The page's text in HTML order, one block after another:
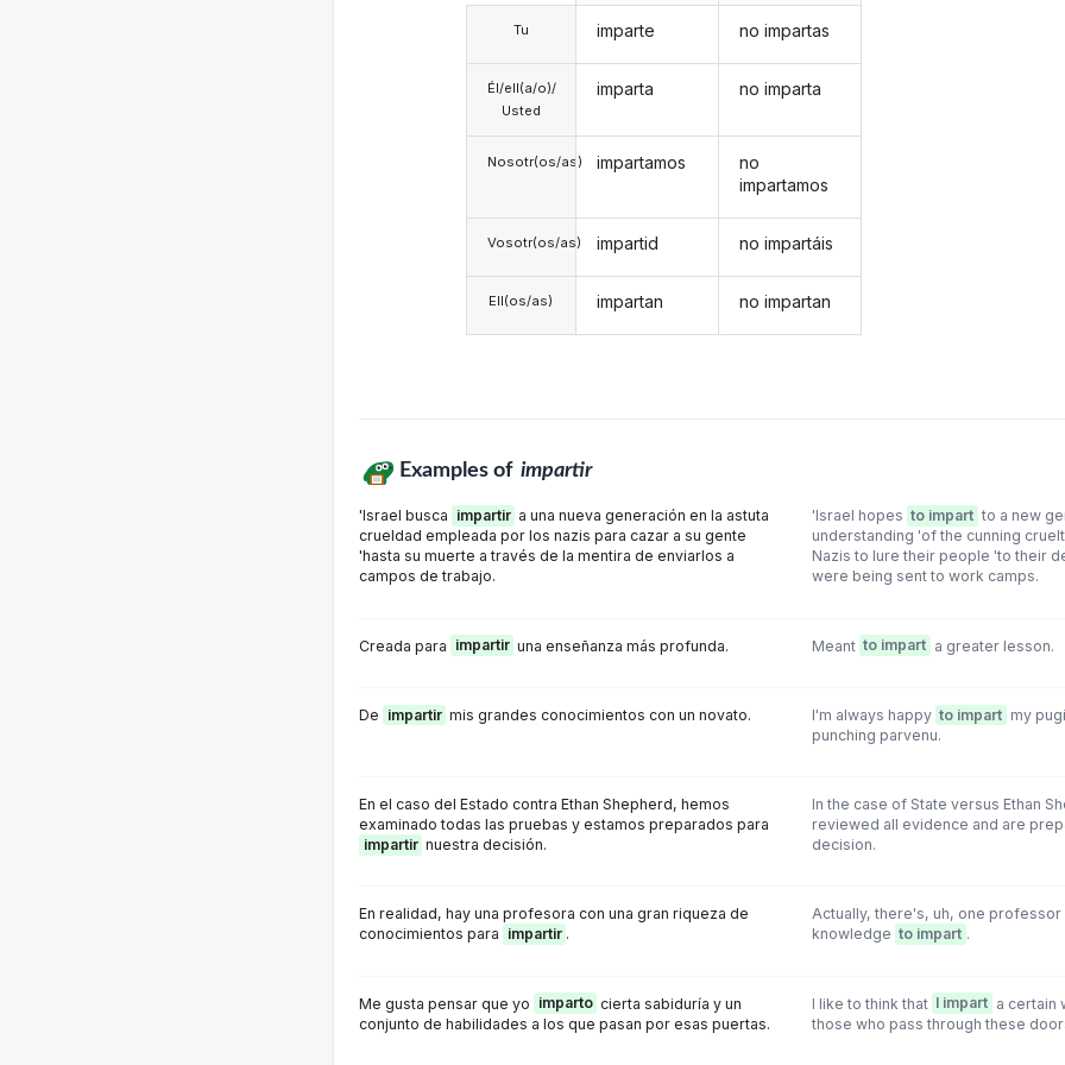
Tu
Él/ell(a/o)/
Usted
Nosotr(os/as)
Vosotr(os/as)
Ell(os/as)
imparte
imparta
impartamos
impartid
impartan
no impartas
no imparta
no
impartamos
no impartáis
no impartan
Examples of impartir
'Israel busca impartir a una nueva generación en la astuta
crueldad empleada por los nazis para cazar a su gente
'hasta su muerte a través de la mentira de enviarlos a
campos de trabajo.
'Israel hopes to impart to a new
understanding 'of the cunning
Nazis to lure their people 'to their
were being sent to work camps.
Creada para impartir una enseñanza más profunda. Meant to impart a greater lesson.
De impartir mis grandes conocimientos con un novato. I'm always happy to impart my
punching parvenu.
En el caso del Estado contra Ethan Shepherd, hemos
examinado todas las pruebas y estamos preparados para
impartir nuestra decisión.
In the case of State versus Ethan
reviewed all evidence and are
decision.
En realidad, hay una profesora con una gran riqueza de
conocimientos para impartir .
Actually, there's, uh, one professor
knowledge to impart .
Me gusta pensar que yo imparto cierta sabiduría y un
conjunto de habilidades a los que pasan por esas puertas.
I like to think that I impart a certain
those who pass through these